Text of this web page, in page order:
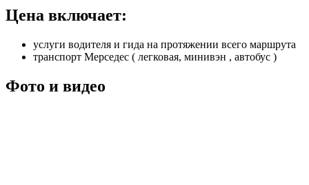
Цена включает:
услуги водителя и гида на протяжении всего маршрута
транспорт Мерседес ( легковая, минивэн , автобус )
Фото и видео